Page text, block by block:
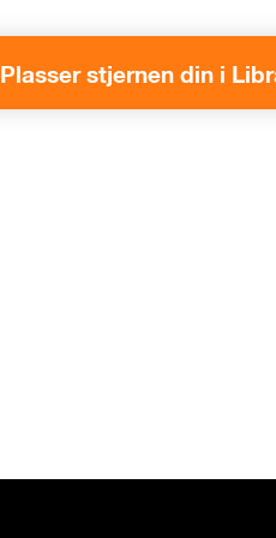
Plasser stjernen din i